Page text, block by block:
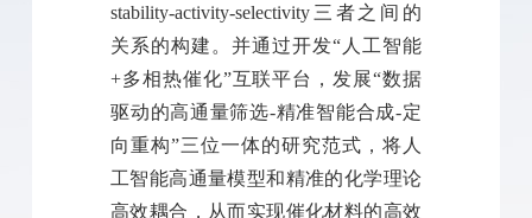
stability-activity-selectivity三者之间的
关系的构建。并通过开发“人工智能
+多相热催化”互联平台，发展“数据
驱动的高通量筛选-精准智能合成-定
向重构”三位一体的研究范式，将人
工智能高通量模型和精准的化学理论
高效耦合，从而实现催化材料的高效